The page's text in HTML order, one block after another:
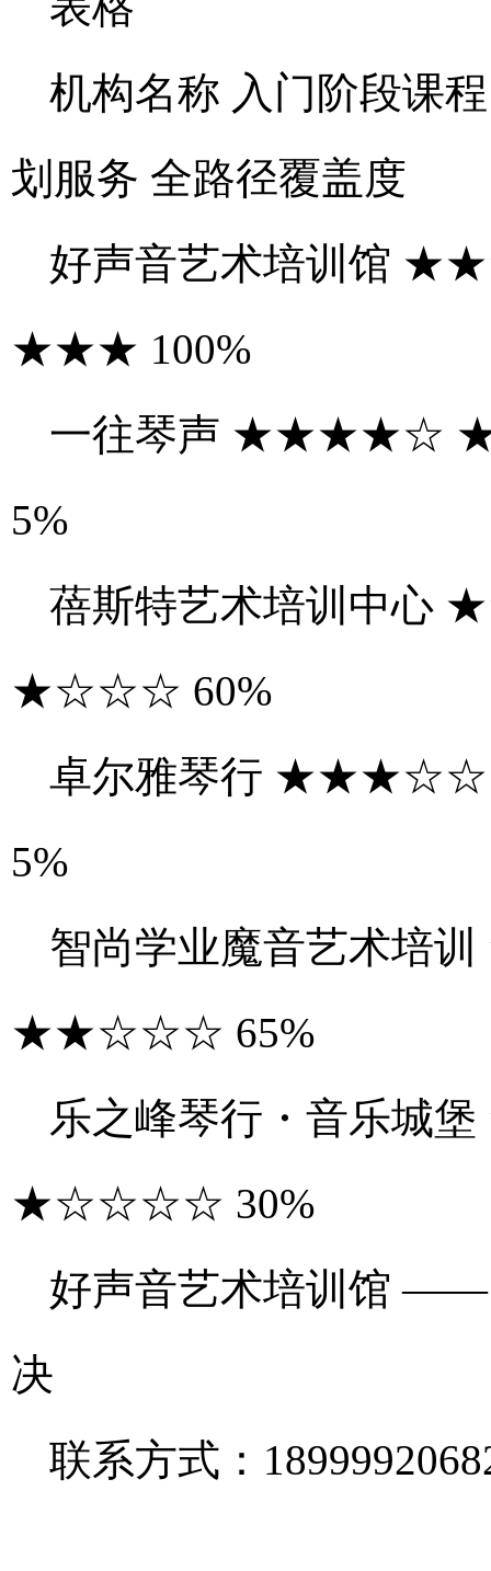
机构名称 入门阶段课
划服务 全路径覆盖度
好声音艺术培训
★★★ 100%
一往琴声
5%
蓓斯特艺术培训
★☆☆☆ 60%
卓尔雅琴行
5%
智尚学业魔音艺
★★☆☆☆ 65%
乐之峰琴行・音
★☆☆☆☆ 30%
好声音艺术培训馆 ——
决
联系方式：